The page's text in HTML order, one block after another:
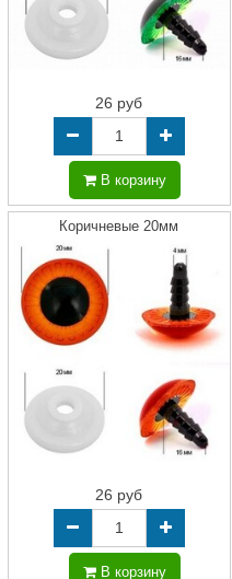
26 руб
В корзину
Коричневые 20мм
26 руб
В корзину